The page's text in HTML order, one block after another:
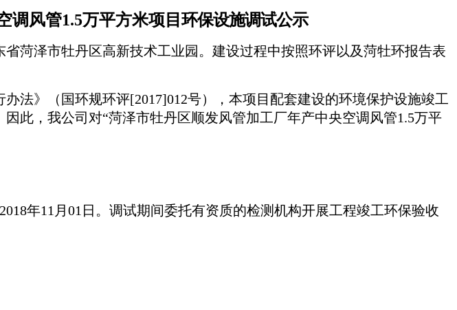
调风管1.5万平方米项目环保设施调试公示
菏泽市牡丹区高新技术工业园。建设过程中按照环评以及菏牡环报告表
法》（国环规环评[2017]012号），本项目配套建设的环境保护设施竣工
此，我公司对“菏泽市牡丹区顺发风管加工厂年产中央空调风管1.5万平
年11月01日。调试期间委托有资质的检测机构开展工程竣工环保验收